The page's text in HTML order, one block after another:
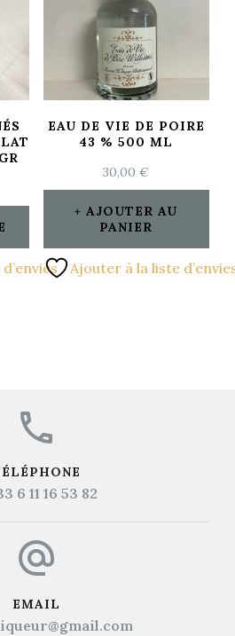
EAU DE VIE DE POIRE
43 % 500 ML
30,00€
AJOUTER AU
PANIER
Ajouter à la liste
6 11 16 53 82
EMAIL